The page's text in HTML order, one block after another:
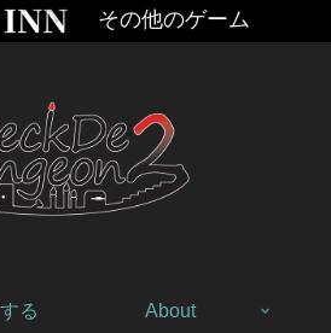
その他のゲーム
る About